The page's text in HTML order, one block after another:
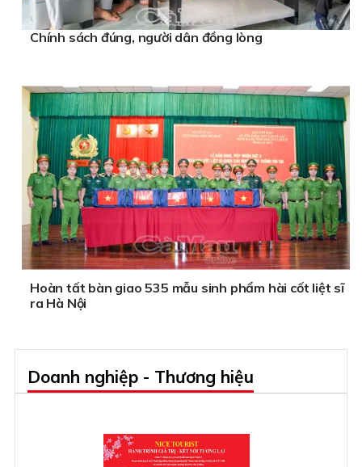
Chính sách đúng, người dân đồng lòng
Hoàn tất bàn giao 535 mẫu sinh phẩm hài cốt liệt sĩ
ra Hà Nội
Doanh nghiệp - Thương hiệu